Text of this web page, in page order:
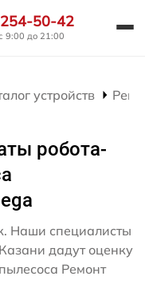
50-42
9:00 до 21:00
устройств
робота-
Наши специалисты
дадут оценку
Ремонт